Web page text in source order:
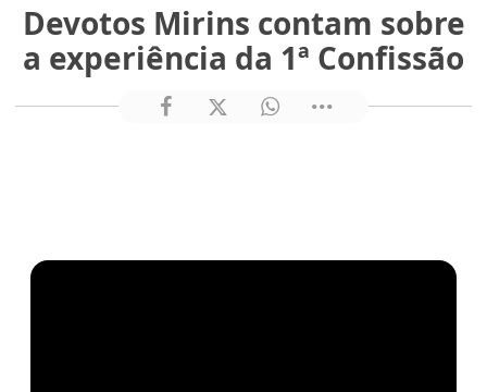
Devotos Mirins contam sobre
a experiência da 1ª Confissão